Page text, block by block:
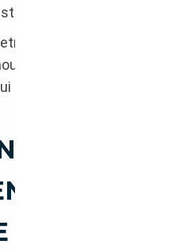
variée et multimodale.
comparatif des
mèneront à bien votre
QUELS